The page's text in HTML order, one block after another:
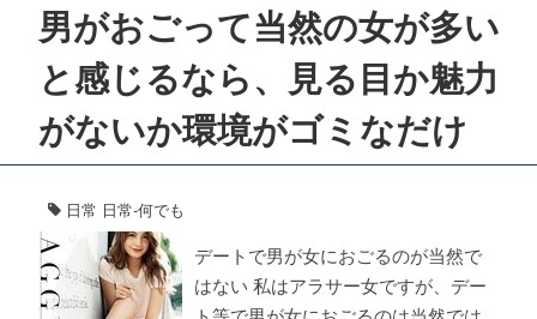
男がおごって当然の女が多い
と感じるなら、見る目か魅力
がないか環境がゴミなだけ
日常 日常-何でも
デートで男が女におごるのが当然で
はない 私はアラサー女ですが、デー